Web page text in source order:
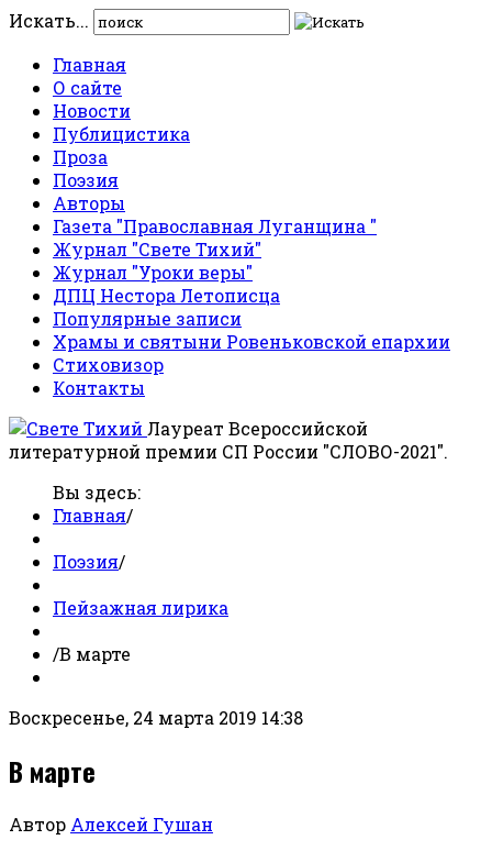
Искать...
Главная
О сайте
Новости
Публицистика
Проза
Поэзия
Авторы
Газета "Православная Луганщина "
Журнал "Свете Тихий"
Журнал "Уроки веры"
ДПЦ Нестора Летописца
Популярные записи
Храмы и святыни Ровеньковской епархии
Стиховизор
Контакты
Лауреат Всероссийской
литературной премии СП России "СЛОВО-2021".
Вы здесь:
Главная/
Поэзия/
Пейзажная лирика
/В марте
Воскресенье, 24 марта 2019 14:38
В марте
Автор Алексей Гушан